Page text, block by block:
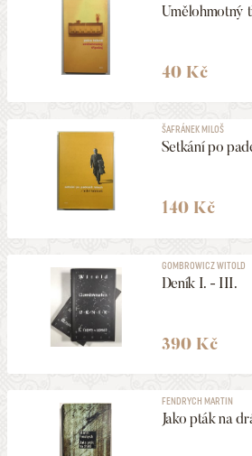
Umělohmotný
40 Kč
ŠAFRÁNEK MILOŠ
Setkání po
140 Kč
GOMBROWICZ WITOLD
Deník I. - III.
390 Kč
FENDRYCH MARTIN
Jako pták na